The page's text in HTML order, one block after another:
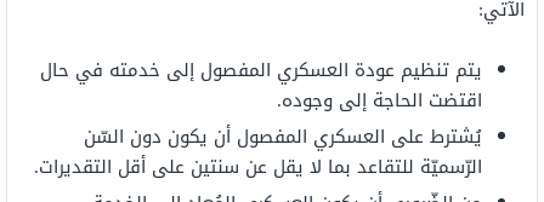
الآتي:
يتم تنظيم عودة العسكري المفصول إلى خدمته في حال
اقتضت الحاجة إلى وجوده.
يُشترط على العسكري المفصول أن يكون دون السّن
الرّسميّة للتقاعد بما لا يقل عن سنتين على أقل التقديرات.